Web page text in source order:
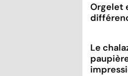
Orgelet
Le